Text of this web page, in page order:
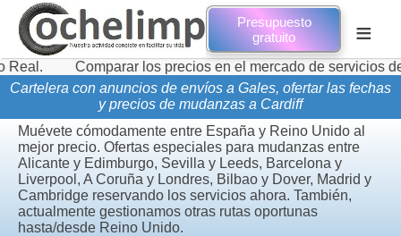
Presupuesto
gratuito
≡
Comparar los precios en el mercado de servicios de
Cartelera con anuncios de envíos a Gales, ofertar las fechas
y precios de mudanzas a Cardiff
Muévete cómodamente entre España y Reino Unido al
mejor precio. Ofertas especiales para mudanzas entre
Alicante y Edimburgo, Sevilla y Leeds, Barcelona y
Liverpool, A Coruña y Londres, Bilbao y Dover, Madrid y
Cambridge reservando los servicios ahora. También,
actualmente gestionamos otras rutas oportunas
hasta/desde Reino Unido.